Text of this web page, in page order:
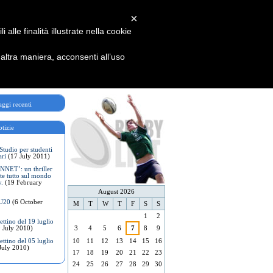
recenti
per studenti
(17 July 2011)
un thriller
tutto sul mondo
(19 February
(6 October
del 19 luglio
July 2010)
del 05 luglio
2010)
August 2026
M
T W T F S S
1
2
3
4 5 6 7 8
9
10
11 12 13 14 15
16
17
18 19 20 21 22
23
24
25 26 27 28 29
30
×
alle finalità illustrate nella cookie
maniera, acconsenti all’uso